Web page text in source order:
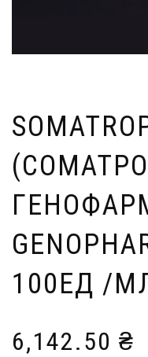
100ЕД /
6,142.50 ₴